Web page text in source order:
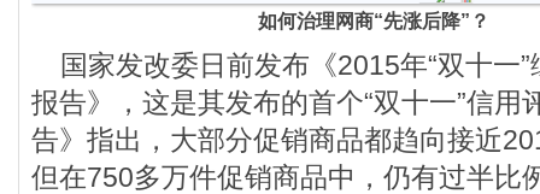
如何治理网商“先涨后降”？
国家发改委日前发布《2015年“双十一”
报告》，这是其发布的首个“双十一”信用
告》指出，大部分促销商品都趋向接近
但在750多万件促销商品中，仍有过半比